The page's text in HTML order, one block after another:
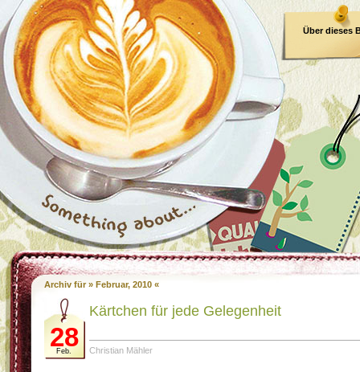
Über dieses
Archiv für » Februar, 2010 «
28
Feb.
Kärtchen für jede Gelegenheit
Christian Mähler